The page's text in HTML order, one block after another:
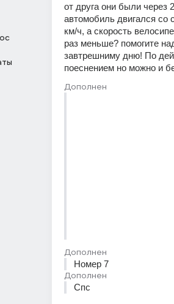
от друга они были через
автомобиль двигался со
км/ч, а скорость
раз меньше? помогите
завтрешниму дню! По
поеснением но можно и
Дополнен
Дополнен
Номер 7
Дополнен
Спс